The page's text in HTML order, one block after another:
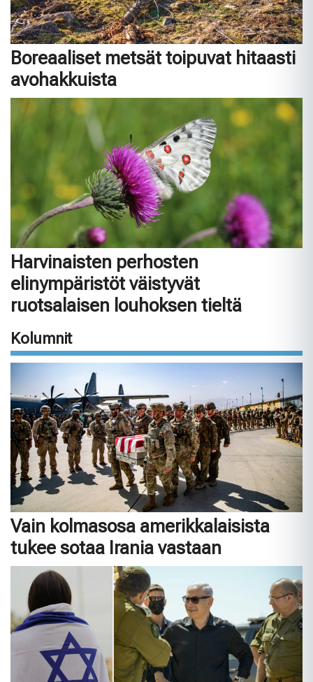
Boreaaliset metsät toipuvat hitaasti
avohakkuista
Harvinaisten perhosten
elinympäristöt väistyvät
ruotsalaisen louhoksen tieltä
Kolumnit
Vain kolmasosa amerikkalaisista
tukee sotaa Irania vastaan